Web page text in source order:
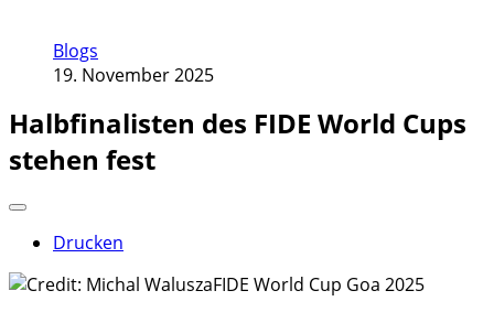
Blogs
19. November 2025
Halbfinalisten des FIDE World Cups
stehen fest
Drucken